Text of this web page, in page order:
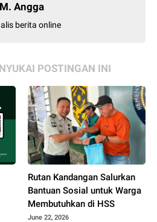
M. Angga
berita online
POSTINGAN INI
Rutan Kandangan Salurkan
Bantuan Sosial untuk Warga
Membutuhkan di HSS
June 22, 2026